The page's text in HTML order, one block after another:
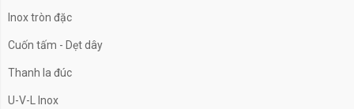
Inox tròn đặc
Cuốn tấm - Dẹt dây
Thanh la đúc
U-V-L Inox